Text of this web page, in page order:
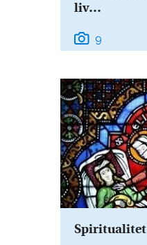
liv…
9
Spiritualitet